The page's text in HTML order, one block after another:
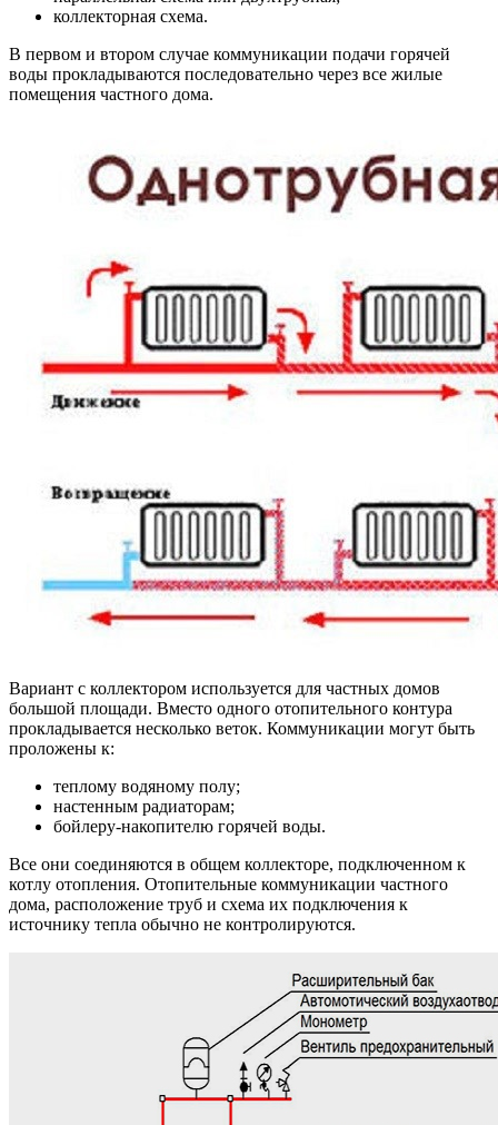
коллекторная схема.
В первом и втором случае коммуникации подачи горячей
воды прокладываются последовательно через все жилые
помещения частного дома.
Вариант с коллектором используется для частных домов
большой площади. Вместо одного отопительного контура
прокладывается несколько веток. Коммуникации могут быть
проложены к:
теплому водяному полу;
настенным радиаторам;
бойлеру-накопителю горячей воды.
Все они соединяются в общем коллекторе, подключенном к
котлу отопления. Отопительные коммуникации частного
дома, расположение труб и схема их подключения к
источнику тепла обычно не контролируются.